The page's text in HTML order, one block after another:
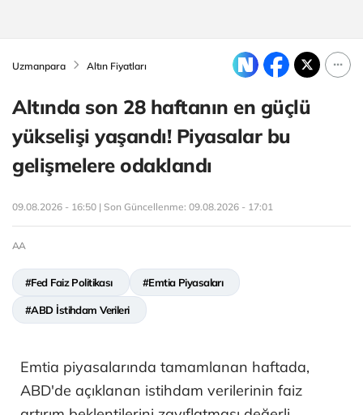
Uzmanpara Altın Fiyatları
Altında son 28 haftanın en güçlü
yükselişi yaşandı! Piyasalar bu
gelişmelere odaklandı
09.08.2026 - 16:50 | Son Güncellenme: 09.08.2026 - 17:01
AA
#Fed Faiz Politikası #Emtia Piyasaları
#ABD İstihdam Verileri
Emtia piyasalarında tamamlanan haftada,
ABD'de açıklanan istihdam verilerinin faiz